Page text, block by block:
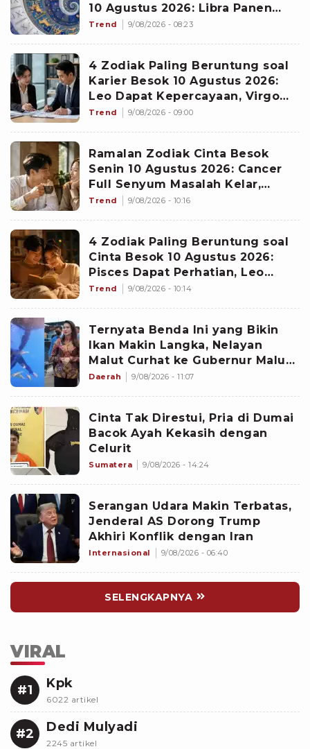
10 Agustus 2026: Libra Panen
Proyek Emas
Trend 9/08/2026 - 08:23
4 Zodiak Paling Beruntung soal
Karier Besok 10 Agustus 2026:
Leo Dapat Kepercayaan, Virgo
Makin Diperhitungkan
Trend 9/08/2026 - 09:00
Ramalan Zodiak Cinta Besok
Senin 10 Agustus 2026: Cancer
Full Senyum Masalah Kelar,
Scorpio Awas Terprovokasi
Trend 9/08/2026 - 10:16
4 Zodiak Paling Beruntung soal
Cinta Besok 10 Agustus 2026:
Pisces Dapat Perhatian, Leo
Makin Dekat dengan Si Dia
Trend 9/08/2026 - 10:14
Ternyata Benda Ini yang Bikin
Ikan Makin Langka, Nelayan
Malut Curhat ke Gubernur Malut
Sherly Tjoanda soal Rumpon
Daerah 9/08/2026 - 11:07
Cinta Tak Direstui, Pria di Dumai
Bacok Ayah Kekasih dengan
Celurit
Sumatera 9/08/2026 - 14:24
Serangan Udara Makin Terbatas,
Jenderal AS Dorong Trump
Akhiri Konflik dengan Iran
Internasional 9/08/2026 - 06:40
SELENGKAPNYA
VIRAL
#1 Kpk
6022 artikel
#2 Dedi Mulyadi
2245 artikel